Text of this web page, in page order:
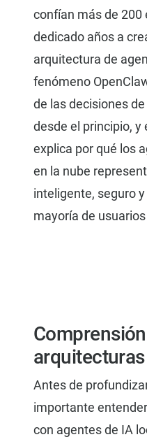
confían más de 200
dedicado años a
arquitectura de
fenómeno
de las decisiones
desde el principio, y
explica por qué los
en la nube
inteligente, seguro
mayoría de
arquitecturas
Antes de
importante
con agentes de IA